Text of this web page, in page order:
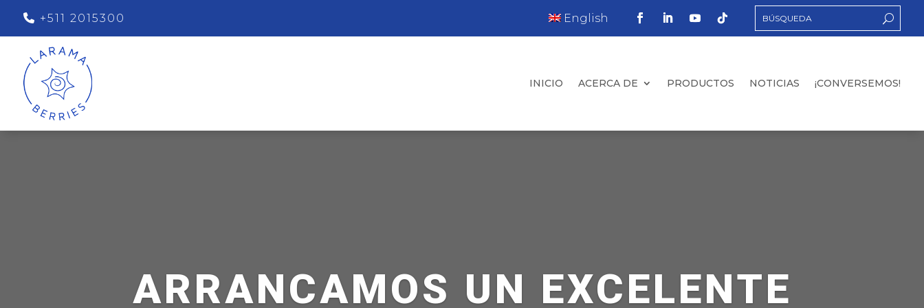
+511 2015300 English
INICIO ACERCA DE PRODUCTOS NOTICIAS ¡CONVERSEMOS!
ARRANCAMOS UN EXCELENTE